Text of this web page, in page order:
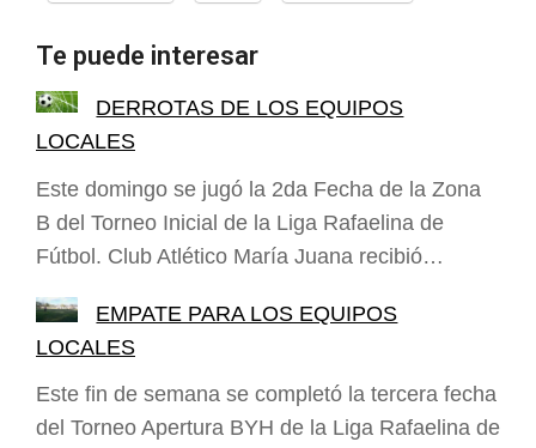
Te puede interesar
DERROTAS DE LOS EQUIPOS
LOCALES
Este domingo se jugó la 2da Fecha de la Zona
B del Torneo Inicial de la Liga Rafaelina de
Fútbol. Club Atlético María Juana recibió…
EMPATE PARA LOS EQUIPOS
LOCALES
Este fin de semana se completó la tercera fecha
del Torneo Apertura BYH de la Liga Rafaelina de